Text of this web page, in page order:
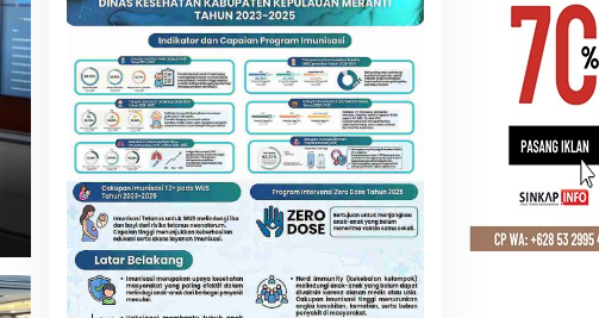
GLOBAL
Meey Group Dorong Startup
Pasar Global Lewat Forum
17 Juli 2025